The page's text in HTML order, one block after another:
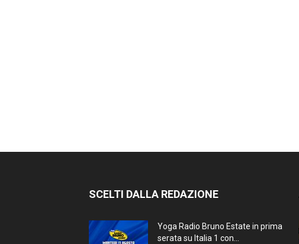
SCELTI DALLA REDAZIONE
Yoga Radio Bruno Estate in prima
serata su Italia 1 con...